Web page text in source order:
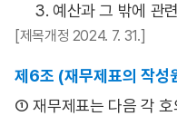
3. 예산과 그 밖에 관
[제목개정 2024. 7. 31.]
제6조 (재무제표의 작성
① 재무제표는 다음 각 호